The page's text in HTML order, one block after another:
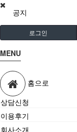
공지
로그인
MENU
홈으로
상담신청
이용후기
회사소개